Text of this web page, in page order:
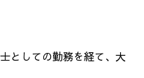
としての勤務を経て、大